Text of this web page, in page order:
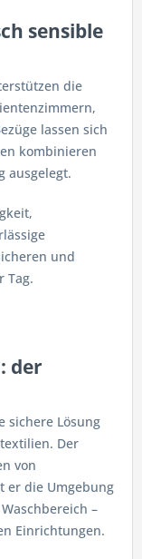
sensible
die
lassen sich
kombinieren
ausgelegt.
und
Tag.
der
sichere Lösung
Der
von
er die Umgebung
–
Einrichtungen.